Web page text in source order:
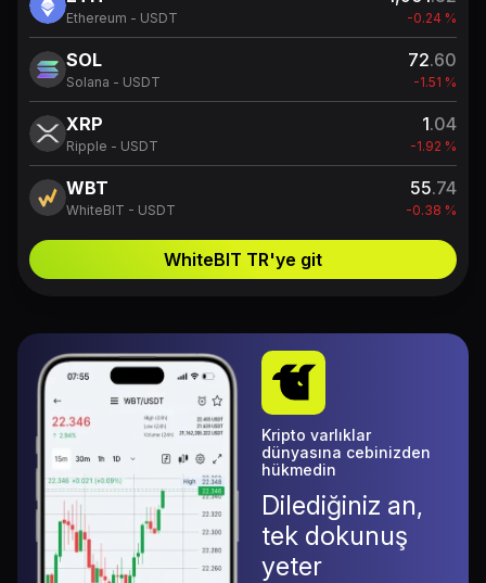
Ethereum - USDT -0.24 %
SOL
Solana - USDT
72.60
-1.51 %
XRP
Ripple - USDT
1.04
-1.92 %
WBT
WhiteBIT - USDT
55.74
-0.38 %
WhiteBIT TR'ye git
Kripto varlıklar
dünyasına cebinizden
hükmedin
Dilediğiniz an,
tek dokunuş
yeter